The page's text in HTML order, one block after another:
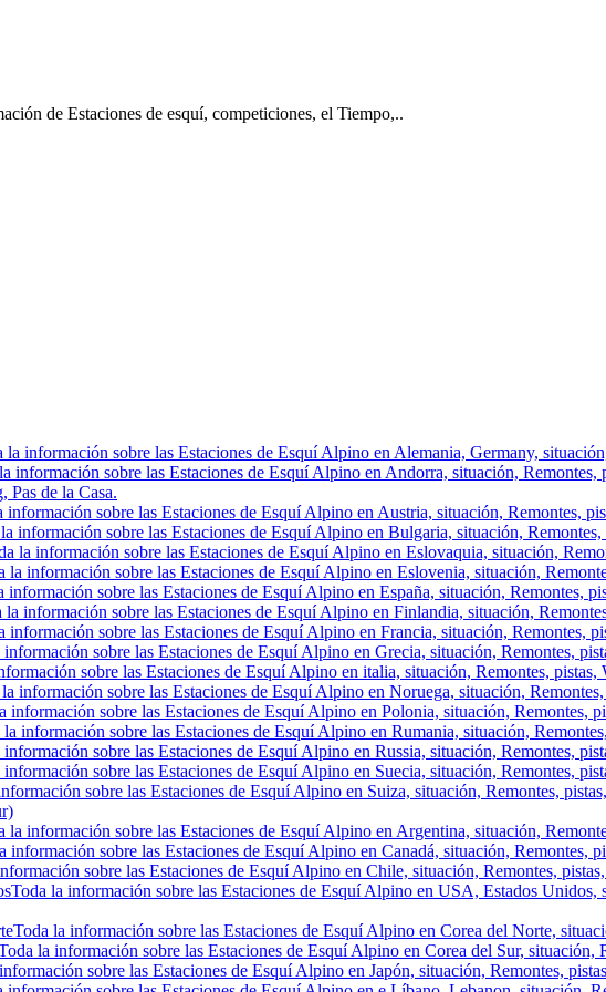
de Estaciones de esquí, competiciones, el Tiempo,..
la información sobre las Estaciones de Esquí Alpino en Alemania, Germany,
información sobre las Estaciones de Esquí Alpino en Andorra, situación,
Pas de la Casa.
información sobre las Estaciones de Esquí Alpino en Austria, situación, Remontes,
información sobre las Estaciones de Esquí Alpino en Bulgaria, situación, Remontes,
la información sobre las Estaciones de Esquí Alpino en Eslovaquia, situación,
la información sobre las Estaciones de Esquí Alpino en Eslovenia, situación,
información sobre las Estaciones de Esquí Alpino en España, situación, Remontes,
la información sobre las Estaciones de Esquí Alpino en Finlandia, situación,
información sobre las Estaciones de Esquí Alpino en Francia, situación, Remontes,
información sobre las Estaciones de Esquí Alpino en Grecia, situación, Remontes,
sobre las Estaciones de Esquí Alpino en italia, situación, Remontes, pistas,
información sobre las Estaciones de Esquí Alpino en Noruega, situación, Remontes,
información sobre las Estaciones de Esquí Alpino en Polonia, situación, Remontes,
la información sobre las Estaciones de Esquí Alpino en Rumania, situación,
información sobre las Estaciones de Esquí Alpino en Russia, situación, Remontes,
información sobre las Estaciones de Esquí Alpino en Suecia, situación, Remontes,
sobre las Estaciones de Esquí Alpino en Suiza, situación, Remontes,
la información sobre las Estaciones de Esquí Alpino en Argentina, situación,
información sobre las Estaciones de Esquí Alpino en Canadá, situación, Remontes,
sobre las Estaciones de Esquí Alpino en Chile, situación, Remontes,
Toda la información sobre las Estaciones de Esquí Alpino en USA, Estados Unidos,
Toda la información sobre las Estaciones de Esquí Alpino en Corea del Norte,
la información sobre las Estaciones de Esquí Alpino en Corea del Sur, situación,
sobre las Estaciones de Esquí Alpino en Japón, situación, Remontes,